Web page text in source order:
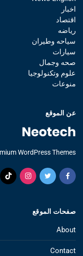
اخبار
اقتصاد
رياضه
سياحه وطيران
سيارات
صحه وجمال
علوم وتكنولوجيا
منوعات
عن الموقع
WordPress Themes.
صفحات الموقع
About
Contact